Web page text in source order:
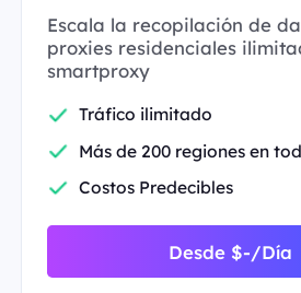
Escala la recopilación de
proxies residenciales
smartproxy
Tráfico ilimitado
Más de 200 regiones en
Costos Predecibles
Desde $-/Día